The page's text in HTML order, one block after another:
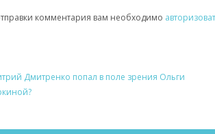
комментария вам необходимо
Дмитренко попал в поле зрения Ольги